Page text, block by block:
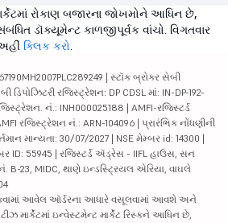
રોકાણ બજારના જોખમોને આધિન છે,
ડૉક્યૂમેન્ટ કાળજીપૂર્વક વાંચો. વિગતવાર
ક્લિક કરો.
| સ્ટૉક બ્રોકર સેબી
ડિપોઝિટરી રજિસ્ટ્રેશન: DP CDSL માં: IN-DP-192-
નં.: INH000025188 | AMFI-રજિસ્ટર્ડ
રજિસ્ટ્રેશન નં.: ARN-104096 | પ્રારંભિક નોંધણીની
માન્યતા: 30/07/2027 | NSE મેમ્બર id: 14300 |
ID: 55945 | રજિસ્ટર્ડ ઍડ્રેસ - IIFL હાઉસ, સન
નં. B-23, MIDC, થાણે ઇન્ડસ્ટ્રિયલ એરિયા, વાઘલે
આવેલ ઑર્ડરના આધારે વસૂલવામાં આવશે અને
માર્કેટમાં ઇન્વેસ્ટમેન્ટ માર્કેટ રિસ્કને આધિન છે,